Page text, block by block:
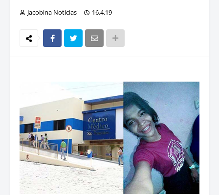
Jacobina Notícias 16.4.19